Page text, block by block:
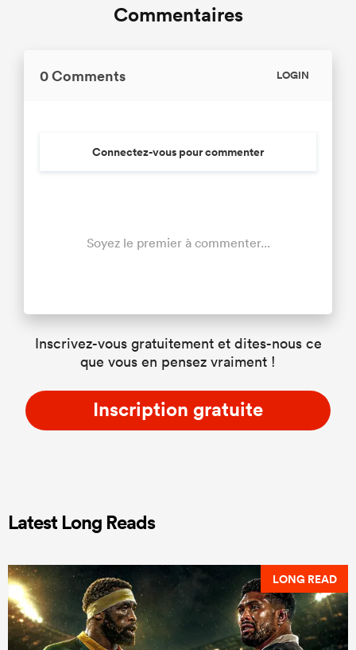
Commentaires
0 Comments LOGIN
Connectez-vous pour commenter
Soyez le premier à commenter...
Inscrivez-vous gratuitement et dites-nous ce
que vous en pensez vraiment !
Inscription gratuite
Latest Long Reads
LONG READ